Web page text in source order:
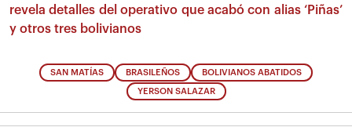
revela detalles del operativo que acabó con alias ‘Piñas’
y otros tres bolivianos
SAN MATÍAS BRASILEÑOS BOLIVIANOS ABATIDOS
YERSON SALAZAR